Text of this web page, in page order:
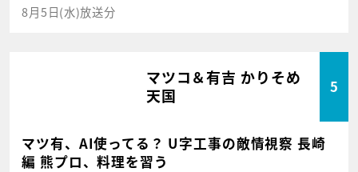
8月5日(水)放送分
マツコ＆有吉 かりそめ
天国
5
マツ有、AI使ってる？ U字工事の敵情視察 長崎
編 熊プロ、料理を習う